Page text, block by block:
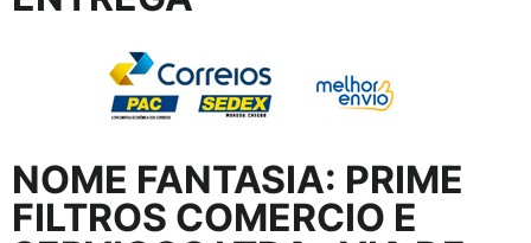
NOME FANTASIA: PRIME
FILTROS COMERCIO E